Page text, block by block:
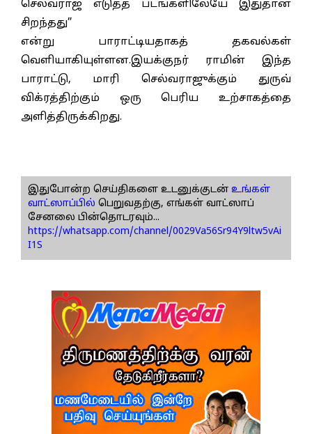
செல்வராஜ் எடுத்த படங்களிலேயே இதுதான்
சிறந்தது”
என்று பாராட்டியதாகத் தகவல்கள்
வெளியாகியுள்ளன.இயக்குநர் ராமின் இந்த
பாராட்டு, மாரி செல்வராஜுக்கும் துருவ்
விக்ரத்திற்கும் ஒரு பெரிய உற்சாகத்தை
அளித்திருக்கிறது.
இதுபோன்ற செய்திகளை உடனுக்குடன் உங்கள்
வாட்ஸாப்பில் பெறுவதற்கு, எங்கள் வாட்ஸாப்
சேனலை பின்தொடரவும்...
https://whatsapp.com/channel/0029Va56Sr94Y9ltw5vAi
I1S